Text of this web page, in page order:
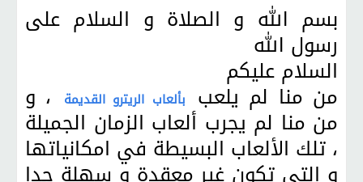
بسم الله و الصلاة و السلام على
رسول الله
السلام عليكم
من منا لم يلعب بألعاب الريترو القديمة ، و
من منا لم يجرب ألعاب الزمان الجميلة
، تلك الألعاب البسيطة في امكانياتها